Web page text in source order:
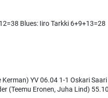
Blues: Iiro Tarkki 6+9+13=28
YV 06.04 1-1 Oskari
(Teemu Eronen, Juha Lind)